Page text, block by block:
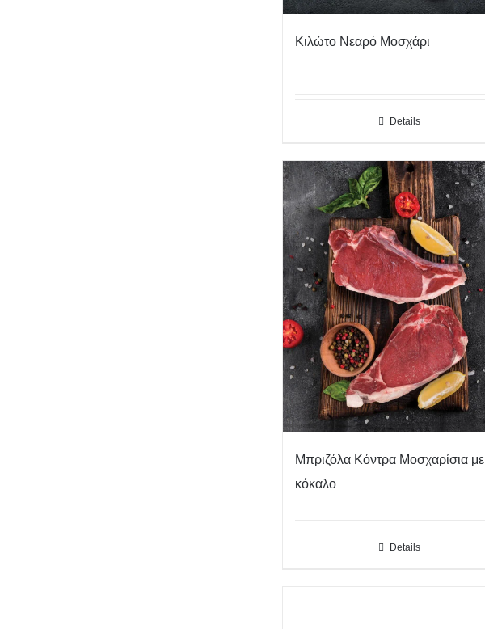
Κιλώτο Νεαρό Μοσχάρι
Details
Μπριζόλα Κόντρα Μοσχαρίσια με
κόκαλο
Details